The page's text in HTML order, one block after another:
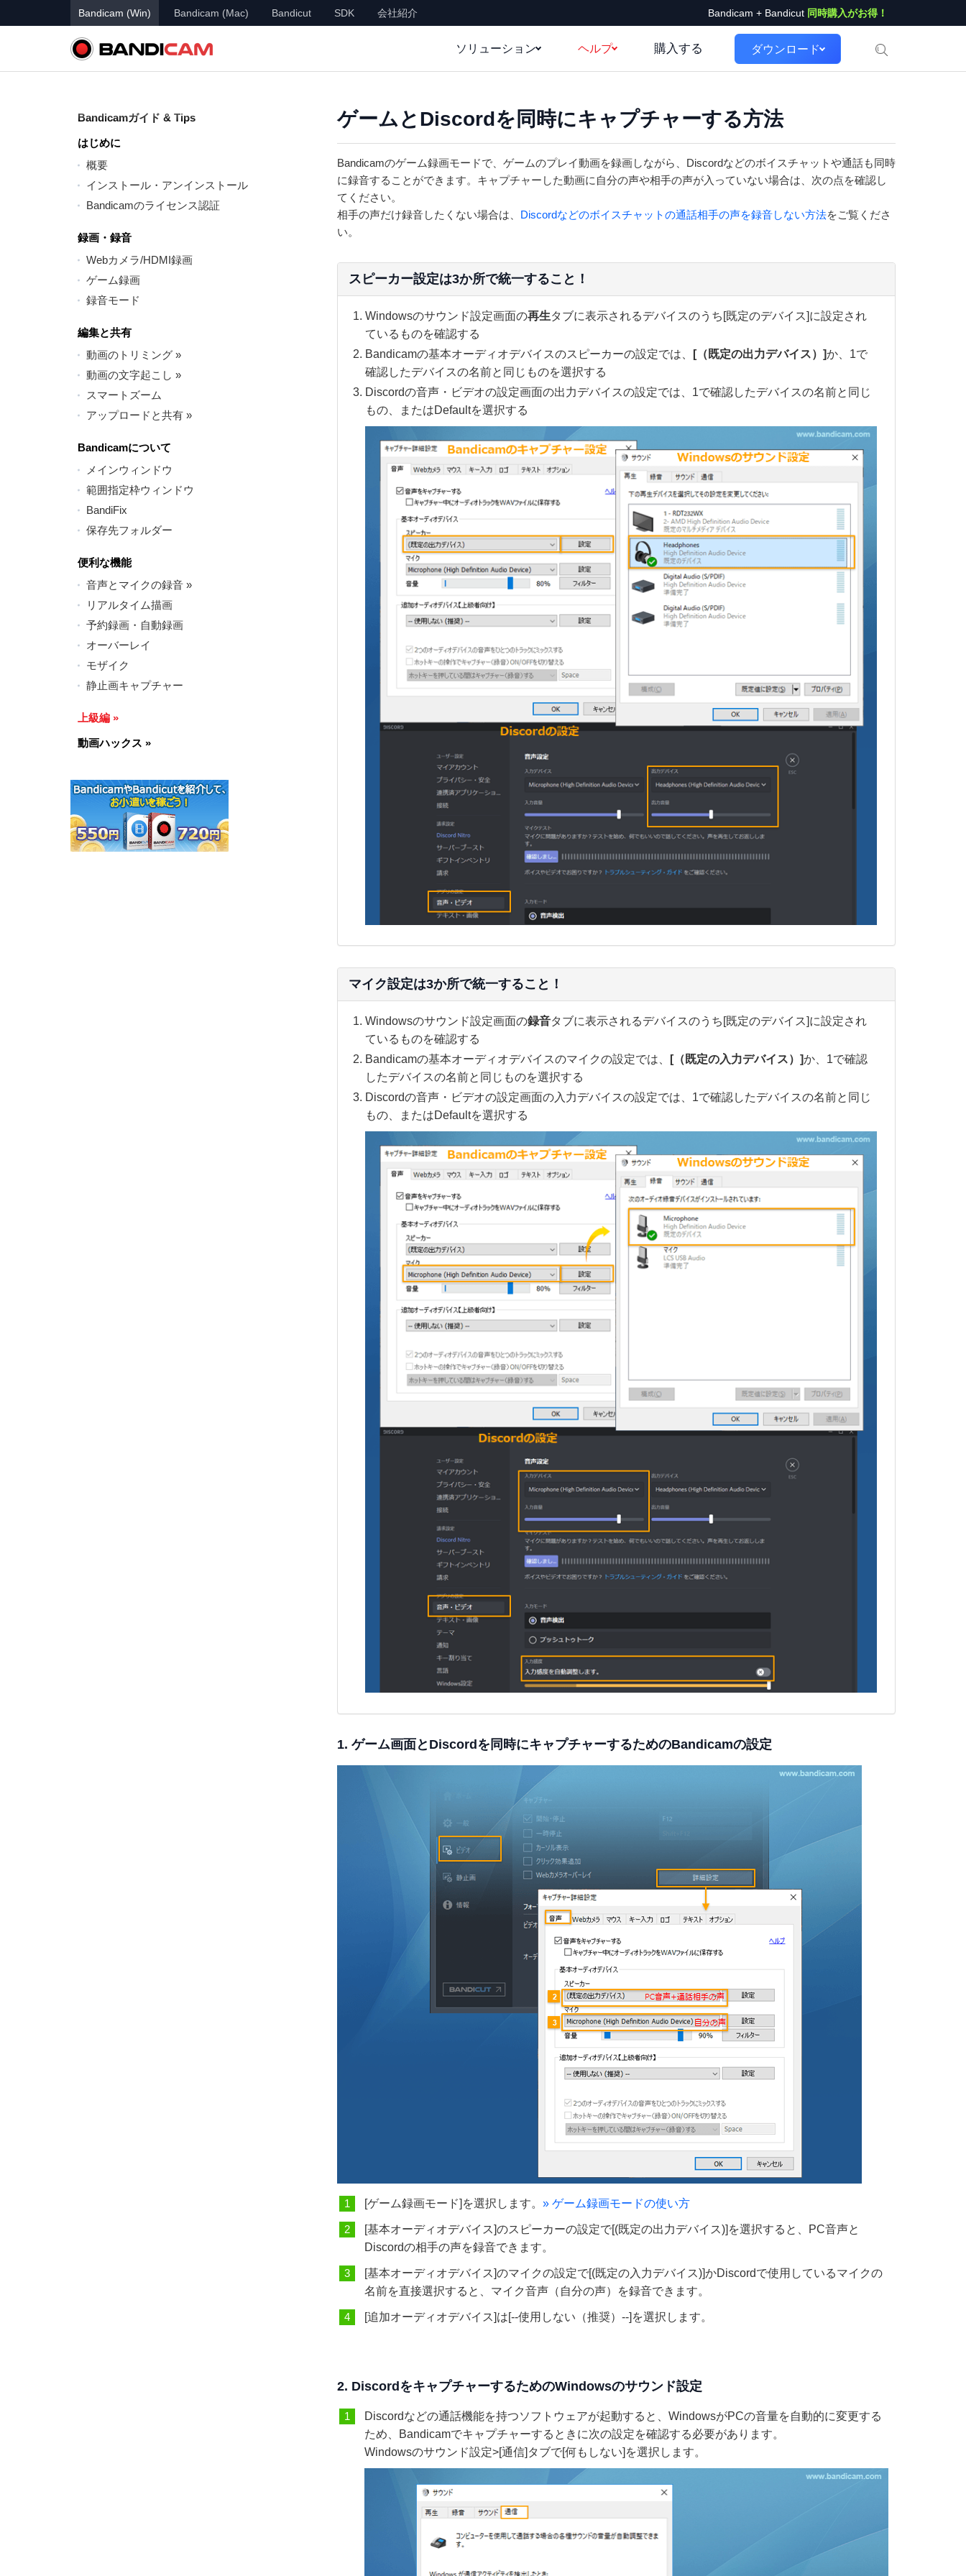
Bandicam (Win) Bandicam (Mac) Bandicut SDK 会社紹介 Bandicam + Bandicut 同時購入がお得！
ソリューション ヘルプ 購入する ダウンロード
Bandicamガイド & Tips
はじめに
概要
インストール・アンインストール
Bandicamのライセンス認証
録画・録音
Webカメラ/HDMI録画
ゲーム録画
録音モード
編集と共有
動画のトリミング »
動画の文字起こし »
スマートズーム
アップロードと共有 »
Bandicamについて
メインウィンドウ
範囲指定枠ウィンドウ
BandiFix
保存先フォルダー
便利な機能
音声とマイクの録音 »
リアルタイム描画
予約録画・自動録画
オーバーレイ
モザイク
静止画キャプチャー
上級編 »
動画ハックス »
ゲームとDiscordを同時にキャプチャーする方法
Bandicamのゲーム録画モードで、ゲームのプレイ動画を録画しながら、Discordなどのボイスチャットや通話も同時
に録音することができます。キャプチャーした動画に自分の声や相手の声が入っていない場合は、次の点を確認し
てください。
相手の声だけ録音したくない場合は、 Discordなどのボイスチャットの通話相手の声を録音しない方法をご覧くださ
い。
スピーカー設定は3か所で統一すること！
Windowsのサウンド設定画面の再生タブに表示されるデバイスのうち[既定のデバイス]に設定され
ているものを確認する
Bandicamの基本オーディオデバイスのスピーカーの設定では、
[（既定の出力デバイス）]か、1で
確認したデバイスの名前と同じものを選択する
Discordの音声・ビデオの設定画面の出力デバイスの設定では、1で確認したデバイスの名前と同じ
もの、またはDefaultを選択する
マイク設定は3か所で統一すること！
Windowsのサウンド設定画面の録音タブに表示されるデバイスのうち[既定のデバイス]に設定され
ているものを確認する
Bandicamの基本オーディオデバイスのマイクの設定では、
[（既定の入力デバイス）]か、1で確認
したデバイスの名前と同じものを選択する
Discordの音声・ビデオの設定画面の入力デバイスの設定では、1で確認したデバイスの名前と同じ
もの、またはDefaultを選択する
1. ゲーム画面とDiscordを同時にキャプチャーするためのBandicamの設定
[ゲーム録画モード]を選択します。 »ゲーム録画モードの使い方
[基本オーディオデバイス]のスピーカーの設定で[(既定の出力デバイス)]を選択すると、PC音声と
Discordの相手の声を録音できます。
[基本オーディオデバイス]のマイクの設定で[(既定の入力デバイス)]かDiscordで使用しているマイクの
名前を直接選択すると、マイク音声（自分の声）を録音できます。
[追加オーディオデバイス]は[--使用しない（推奨）--]を選択します。
2. DiscordをキャプチャーするためのWindowsのサウンド設定
Discordなどの通話機能を持つソフトウェアが起動すると、WindowsがPCの音量を自動的に変更する
ため、Bandicamでキャプチャーするときに次の設定を確認する必要があります。
Windowsのサウンド設定>[通信]タブで[何もしない]を選択します。